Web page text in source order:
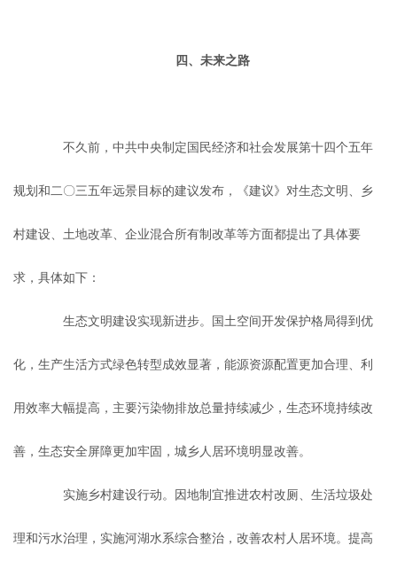
四、未来之路
不久前，中共中央制定国民经济和社会发展第十四个五年
规划和二〇三五年远景目标的建议发布，《建议》对生态文明、乡
村建设、土地改革、企业混合所有制改革等方面都提出了具体要
求，具体如下：
生态文明建设实现新进步。国土空间开发保护格局得到优
化，生产生活方式绿色转型成效显著，能源资源配置更加合理、利
用效率大幅提高，主要污染物排放总量持续减少，生态环境持续改
善，生态安全屏障更加牢固，城乡人居环境明显改善。
实施乡村建设行动。因地制宜推进农村改厕、生活垃圾处
理和污水治理，实施河湖水系综合整治，改善农村人居环境。提高